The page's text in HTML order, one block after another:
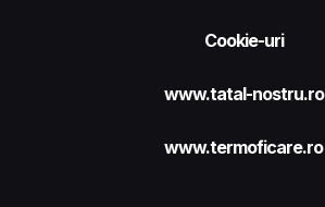
Cookie-uri
www.tatal-nostru.ro
www.termoficare.ro